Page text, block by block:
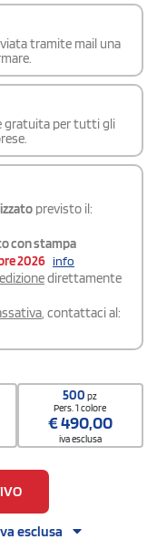
tramite mail una
gratuita per tutti gli
previsto il:
con stampa
2026 info
direttamente
, contattaci al:
500pz
Pers. 1 colore
€490,00
iva esclusa
esclusa